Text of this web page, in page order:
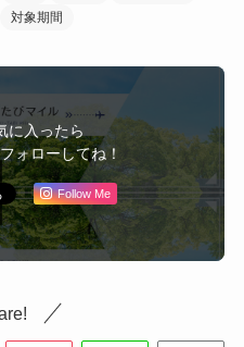
対象期間
に入ったら
ォローしてね！
Follow Me